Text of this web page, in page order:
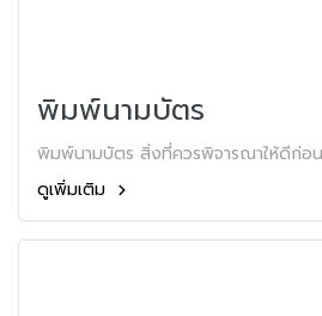
พิมพ์นามบัตร
พิมพ์นามบัตร สิ่งที่ควรพิจารณาให้ดีก่อ
ดูเพิ่มเติม